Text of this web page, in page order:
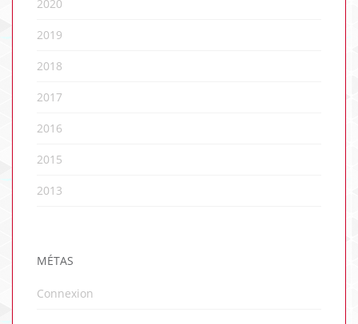
2020
2019
2018
2017
2016
2015
2013
MÉTAS
Connexion